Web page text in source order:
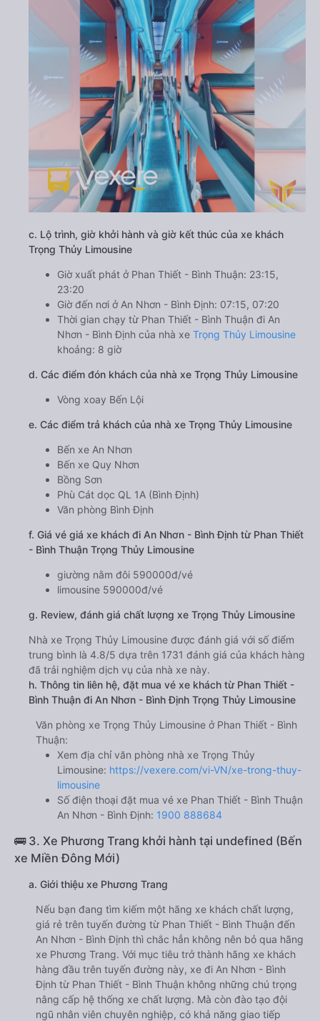
c. Lộ trình, giờ khởi hành và giờ kết thúc của xe khách
Trọng Thủy Limousine
Giờ xuất phát ở Phan Thiết - Bình Thuận: 23:15,
23:20
Giờ đến nơi ở An Nhơn - Bình Định: 07:15, 07:20
Thời gian chạy từ Phan Thiết - Bình Thuận đi An
Nhơn - Bình Định của nhà xe Trọng Thủy Limousine
khoảng: 8 giờ
d. Các điểm đón khách của nhà xe Trọng Thủy Limousine
Vòng xoay Bến Lội
e. Các điểm trả khách của nhà xe Trọng Thủy Limousine
Bến xe An Nhơn
Bến xe Quy Nhơn
Bồng Sơn
Phù Cát dọc QL 1A (Bình Định)
Văn phòng Bình Định
f. Giá vé giá xe khách đi An Nhơn - Bình Định từ Phan Thiết
- Bình Thuận Trọng Thủy Limousine
giường nằm đôi 590000đ/vé
limousine 590000đ/vé
g. Review, đánh giá chất lượng xe Trọng Thủy Limousine
Nhà xe Trọng Thủy Limousine được đánh giá với số điểm
trung bình là 4.8/5 dựa trên 1731 đánh giá của khách hàng
đã trải nghiệm dịch vụ của nhà xe này.
h. Thông tin liên hệ, đặt mua vé xe khách từ Phan Thiết -
Bình Thuận đi An Nhơn - Bình Định Trọng Thủy Limousine
Văn phòng xe Trọng Thủy Limousine ở Phan Thiết - Bình
Thuận:
Xem địa chỉ văn phòng nhà xe Trọng Thủy
Limousine: https://vexere.com/vi-VN/xe-trong-thuy-
limousine
Số điện thoại đặt mua vé xe Phan Thiết - Bình Thuận
An Nhơn - Bình Định: 1900 888684
🚌 3. Xe Phương Trang khởi hành tại undefined (Bến
xe Miền Đông Mới)
a. Giới thiệu xe Phương Trang
Nếu bạn đang tìm kiếm một hãng xe khách chất lượng,
giá rẻ trên tuyến đường từ Phan Thiết - Bình Thuận đến
An Nhơn - Bình Định thì chắc hẳn không nên bỏ qua hãng
xe Phương Trang. Với mục tiêu trở thành hãng xe khách
hàng đầu trên tuyến đường này, xe đi An Nhơn - Bình
Định từ Phan Thiết - Bình Thuận không những chú trọng
nâng cấp hệ thống xe chất lượng. Mà còn đào tạo đội
ngũ nhân viên chuyên nghiệp, có khả năng giao tiếp